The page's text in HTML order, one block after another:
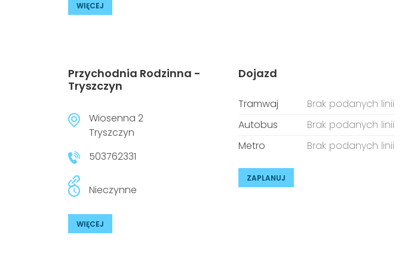
WIĘCEJ
Przychodnia Rodzinna -
Tryszczyn
Wiosenna 2
Tryszczyn
503762331
Nieczynne
WIĘCEJ
Dojazd
Tramwaj
Brak podanych linii
Autobus
Brak podanych linii
Metro
Brak podanych linii
ZAPLANUJ